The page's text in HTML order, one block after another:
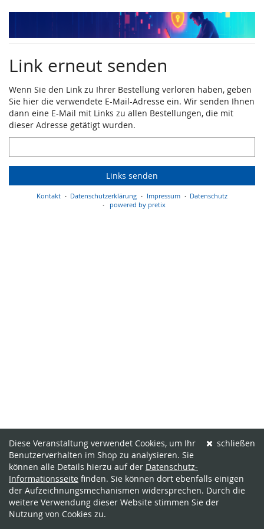
Zum
Link erneut senden
Wenn Sie den Link zu Ihrer Bestellung verloren haben, geben
Sie hier die verwendete E-Mail-Adresse ein. Wir senden Ihnen
dann eine E-Mail mit Links zu allen Bestellungen, die mit
dieser Adresse getätigt wurden.
Mail
Links senden
Kontakt Datenschutzerklärung Impressum
Datenschutz
powered by pretix
schließen
Diese Veranstaltung verwendet Cookies, um Ihr
Benutzerverhalten im Shop zu analysieren. Sie
können alle Details hierzu auf der Datenschutz-
Informationsseite finden. Sie können dort ebenfalls einigen
der Aufzeichnungsmechanismen widersprechen. Durch die
weitere Verwendung dieser Website stimmen Sie der
Nutzung von Cookies zu.